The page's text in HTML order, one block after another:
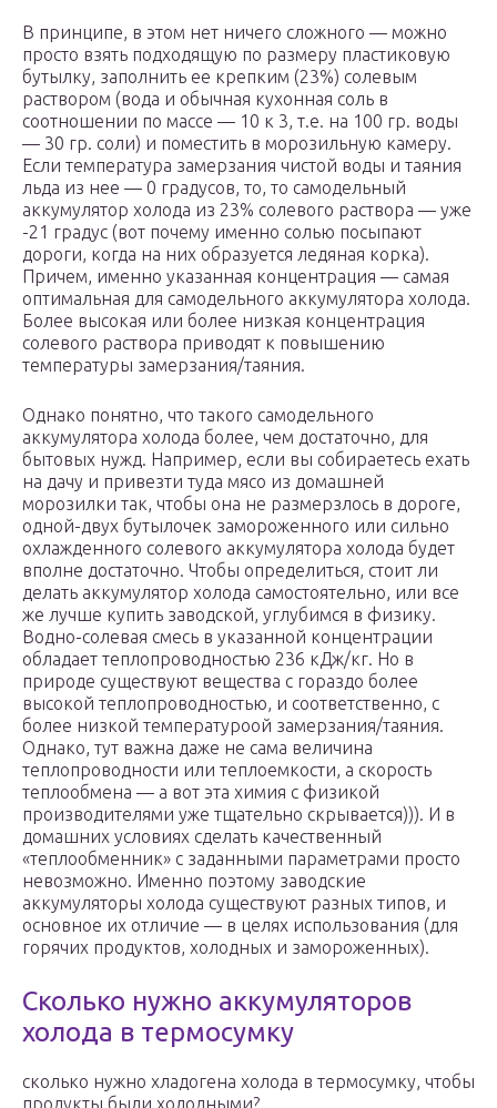
В принципе, в этом нет ничего сложного — можно
просто взять подходящую по размеру пластиковую
бутылку, заполнить ее крепким (23%) солевым
раствором (вода и обычная кухонная соль в
соотношении по массе — 10 к 3, т.е. на 100 гр. воды
— 30 гр. соли) и поместить в морозильную камеру.
Если температура замерзания чистой воды и таяния
льда из нее — 0 градусов, то, то самодельный
аккумулятор холода из 23% солевого раствора — уже
-21 градус (вот почему именно солью посыпают
дороги, когда на них образуется ледяная корка).
Причем, именно указанная концентрация — самая
оптимальная для самодельного аккумулятора холода.
Более высокая или более низкая концентрация
солевого раствора приводят к повышению
температуры замерзания/таяния.
Однако понятно, что такого самодельного
аккумулятора холода более, чем достаточно, для
бытовых нужд. Например, если вы собираетесь ехать
на дачу и привезти туда мясо из домашней
морозилки так, чтобы она не размерзлось в дороге,
одной-двух бутылочек замороженного или сильно
охлажденного солевого аккумулятора холода будет
вполне достаточно. Чтобы определиться, стоит ли
делать аккумулятор холода самостоятельно, или все
же лучше купить заводской, углубимся в физику.
Водно-солевая смесь в указанной концентрации
обладает теплопроводностью 236 кДж/кг. Но в
природе существуют вещества с гораздо более
высокой теплопроводностью, и соответственно, с
более низкой температуроой замерзания/таяния.
Однако, тут важна даже не сама величина
теплопроводности или теплоемкости, а скорость
теплообмена — а вот эта химия с физикой
производителями уже тщательно скрывается))). И в
домашних условиях сделать качественный
«теплообменник» с заданными параметрами просто
невозможно. Именно поэтому заводские
аккумуляторы холода существуют разных типов, и
основное их отличие — в целях использования (для
горячих продуктов, холодных и замороженных).
Сколько нужно аккумуляторов
холода в термосумку
сколько нужно хладогена холода в термосумку, чтобы
продукты были холодными?